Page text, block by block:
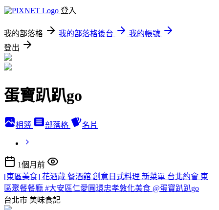
登入
我的部落格 我的部落格後台
我的帳號
登出
蛋寶趴趴go
相簿 部落格 名片
1個月前
[東區美食] 花酒蔵 餐酒館 創意日式料理 新菜單 台北約會 東
區聚餐餐廳 #大安區仁愛圓環忠孝敦化美食 @蛋寶趴趴go
台北市 美味食記